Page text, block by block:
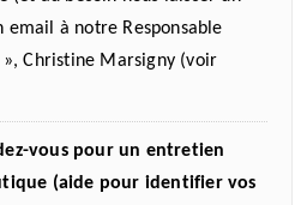
email à notre Responsable
Christine Marsigny (voir
vous pour un entretien
(aide pour identifier vos